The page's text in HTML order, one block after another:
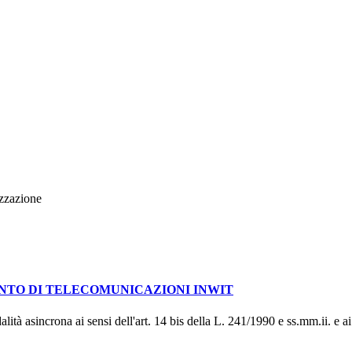
DI TELECOMUNICAZIONI INWIT
asincrona ai sensi dell'art. 14 bis della L. 241/1990 e ss.mm.ii. e